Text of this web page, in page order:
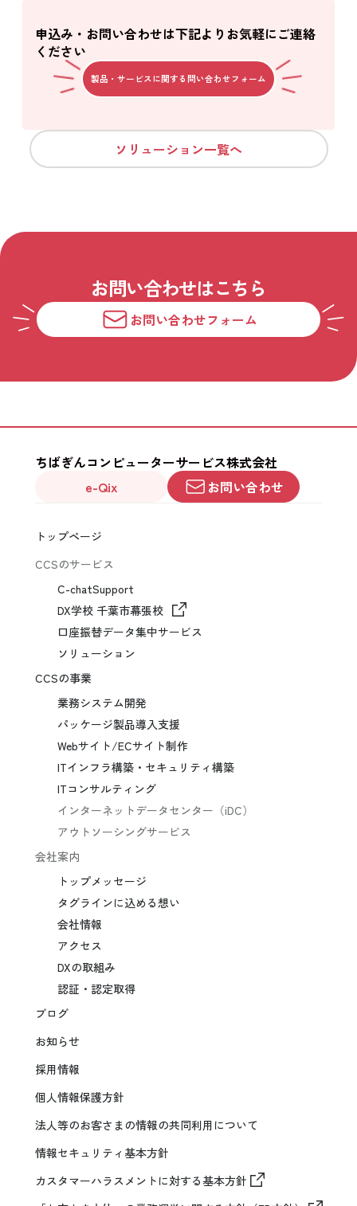
申込み・お問い合わせは下記よりお気軽にご連絡
ください
製品・サービスに関する問い合わせフォーム
ソリューション一覧へ
お問い合わせはこちら
お問い合わせフォーム
ちばぎんコンピューターサービス株式会社
e-Qix
お問い合わせ
トップページ
CCSのサービス
C-chatSupport
DX学校 千葉市幕張校
口座振替データ集中サービス
ソリューション
CCSの事業
業務システム開発
パッケージ製品導入支援
Webサイト/ECサイト制作
ITインフラ構築・セキュリティ構築
ITコンサルティング
インターネットデータセンター（iDC）
アウトソーシングサービス
会社案内
トップメッセージ
タグラインに込める想い
会社情報
アクセス
DXの取組み
認証・認定取得
ブログ
お知らせ
採用情報
個人情報保護方針
法人等のお客さまの情報の共同利用について
情報セキュリティ基本方針
カスタマーハラスメントに対する基本方針